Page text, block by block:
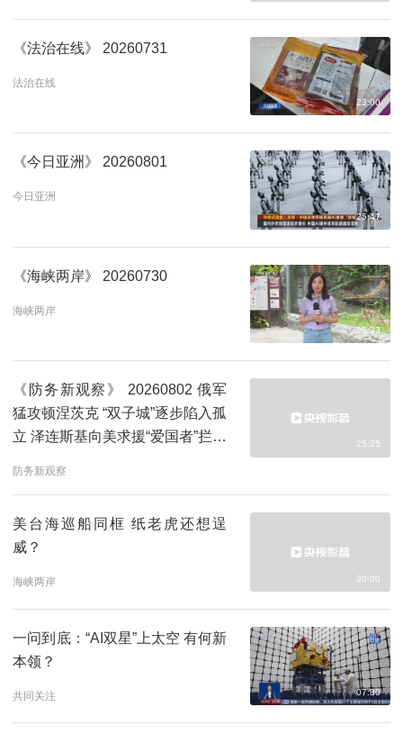
《法治在线》 20260731
法治在线
23:00
《今日亚洲》 20260801
今日亚洲
25:47
《海峡两岸》 20260730
海峡两岸
25:23
《防务新观察》 20260802 俄军
猛攻顿涅茨克 “双子城”逐步陷入孤
立 泽连斯基向美求援“爱国者”拦截
防务新观察
25:25
美台海巡船同框 纸老虎还想逞
威？
海峡两岸 20:00
一问到底：“AI双星”上太空 有何新
本领？
共同关注 07:30